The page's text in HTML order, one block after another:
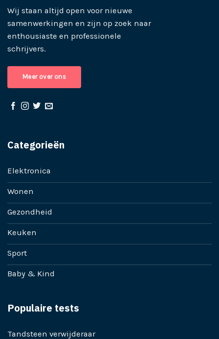
Wij staan altijd open voor nieuwe
samenwerkingen en zijn op zoek naar
enthousiaste en professionele
schrijvers.
Meer over ons
Categorieën
Elektronica
Wonen
Gezondheid
Keuken
Sport
Baby & Kind
Populaire tests
Tandsteen verwijderaar